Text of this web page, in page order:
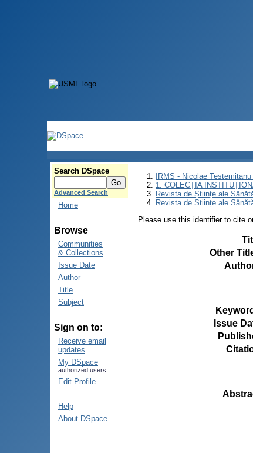
Search DSpace
Advanced Search
Home
Browse
Communities
& Collections
Issue Date
Author
Title
Subject
Sign on to:
Receive email
updates
My DSpace
authorized users
Edit Profile
Help
About DSpace
IRMS - Nicolae
1. COLECȚIA
Revista de Științe ale
Revista de Științe ale
Please use this identifier to cite
Other
Issue